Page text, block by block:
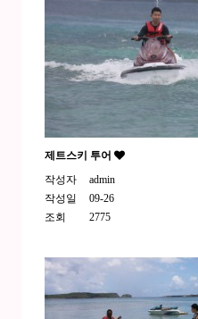
제트스키 투어
작성자
admin
작성일
09-26
조회
2775